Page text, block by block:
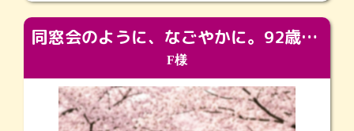
同窓会のように、なごやかに。92歳の旅立ちを彩った、再会と感謝の場
F様